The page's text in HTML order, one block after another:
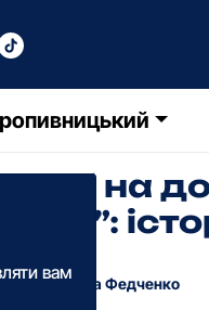
вам
на
Катерина Федченко